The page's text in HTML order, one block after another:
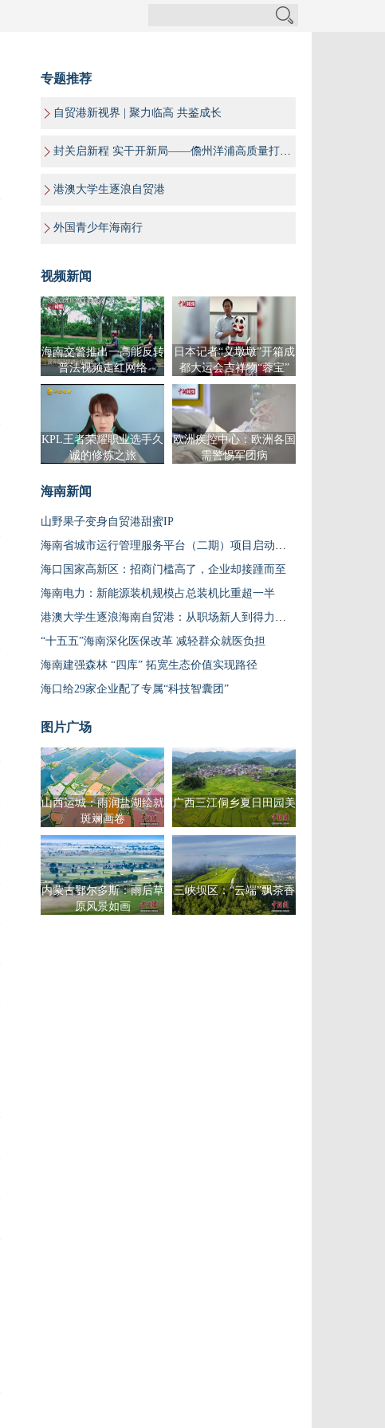
专题推荐
自贸港新视界 | 聚力临高 共鉴成长
封关启新程 实干开新局——儋州洋浦高质量打造海南自贸港“样板间”
港澳大学生逐浪自贸港
外国青少年海南行
视频新闻
海南交警推出一高能反转
普法视频走红网络
日本记者“义墩墩”开箱成
都大运会吉祥物“蓉宝”
KPL王者荣耀职业选手久
诚的修炼之旅
欧洲疾控中心：欧洲各国
需警惕军团病
海南新闻
山野果子变身自贸港甜蜜IP
海南省城市运行管理服务平台（二期）项目启动建设
海口国家高新区：招商门槛高了，企业却接踵而至
海南电力：新能源装机规模占总装机比重超一半
港澳大学生逐浪海南自贸港：从职场新人到得力帮手
“十五五”海南深化医保改革 减轻群众就医负担
海南建强森林 “四库” 拓宽生态价值实现路径
海口给29家企业配了专属“科技智囊团”
图片广场
山西运城：雨润盐湖绘就
斑斓画卷
广西三江侗乡夏日田园美
内蒙古鄂尔多斯：雨后草
原风景如画
三峡坝区：“云端”飘茶香